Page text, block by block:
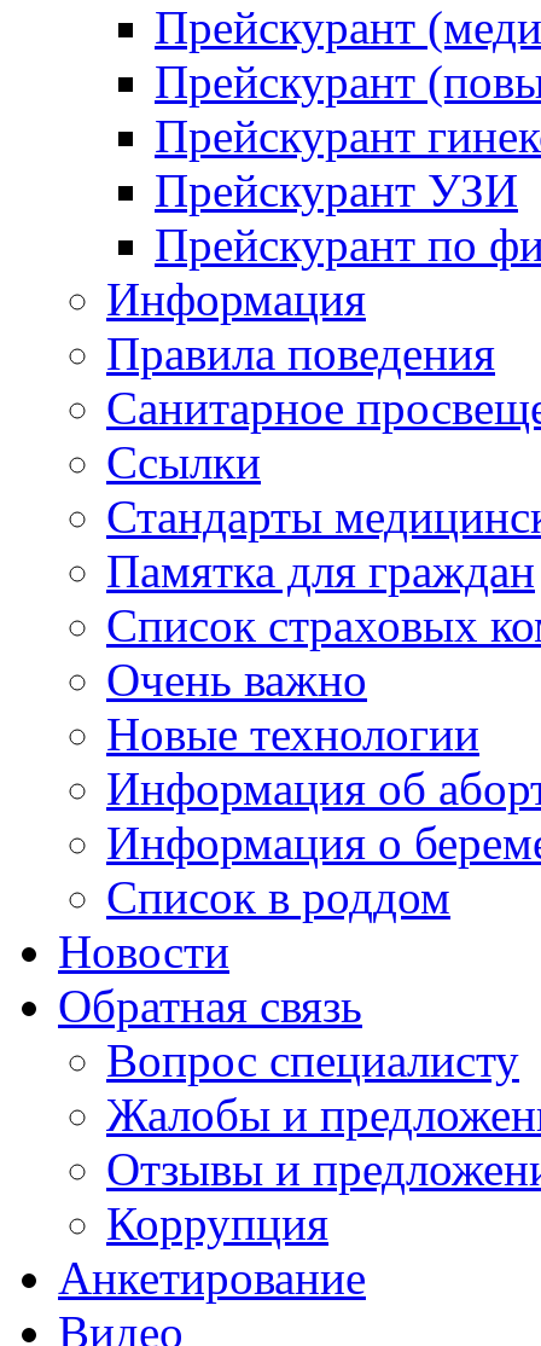
Прейскурант
Прейскурант
Прейскурант
Прейскурант УЗИ
Прейскурант по
Информация
Правила поведения
Санитарное
Ссылки
Стандарты
Памятка для граждан
Список страховых
Очень важно
Новые технологии
Информация об
Информация о
Список в роддом
Новости
Обратная связь
Вопрос специалисту
Жалобы и
Отзывы и
Коррупция
Анкетирование
Видео